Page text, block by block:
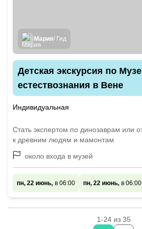
Мария/ Гид
Детская экскурсия по
естествознания в Вене
Индивидуальная
Стать экспертом по динозаврам или
к древним людям и мамонтам
около входа в музей
пн, 22 июнь, в 06:00 пн, 22 июнь, в 06:00
1-24 из 35